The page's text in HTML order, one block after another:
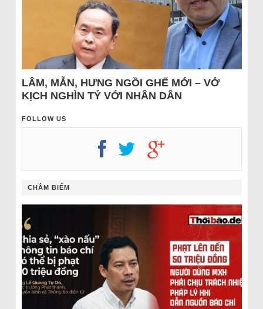
LÂM, MẪN, HƯNG NGỒI GHẾ MỚI – VỞ
KỊCH NGHÌN TỶ VỚI NHÂN DÂN
FOLLOW US
CHÂM BIẾM